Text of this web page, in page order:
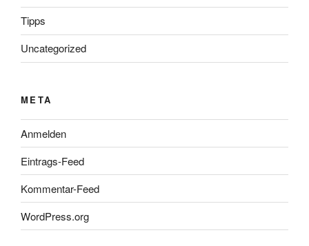
Tipps
Uncategorized
META
Anmelden
Eintrags-Feed
Kommentar-Feed
WordPress.org